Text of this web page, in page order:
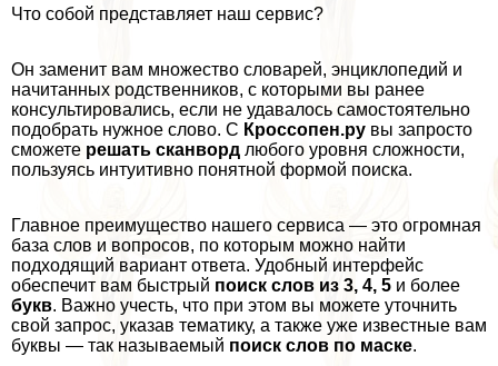
Что собой представляет наш сервис?
Он заменит вам множество словарей, энциклопедий и
начитанных родственников, с которыми вы ранее
консультировались, если не удавалось самостоятельно
подобрать нужное слово. С Кроссопен.ру вы запросто
сможете решать сканворд любого уровня сложности,
пользуясь интуитивно понятной формой поиска.
Главное преимущество нашего сервиса — это огромная
база слов и вопросов, по которым можно найти
подходящий вариант ответа. Удобный интерфейс
обеспечит вам быстрый поиск слов из 3, 4, 5 и более
букв. Важно учесть, что при этом вы можете уточнить
свой запрос, указав тематику, а также уже известные вам
буквы — так называемый поиск слов по маске.